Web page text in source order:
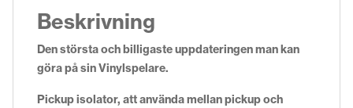
Beskrivning
Den största och billigaste uppdateringen man kan
göra på sin Vinylspelare.
Pickup isolator, att använda mellan pickup och